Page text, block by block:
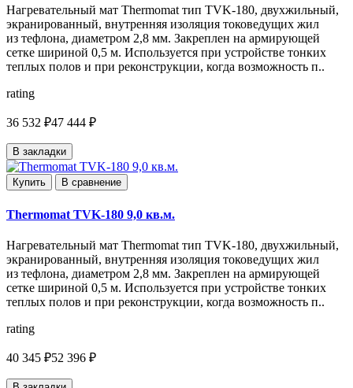
Нагревательный мат Thermomat тип TVK-180, двухжильный,
экранированный, внутренняя изоляция токоведущих жил
из тефлона, диаметром 2,8 мм. Закреплен на армирующей
сетке шириной 0,5 м. Используется при устройстве тонких
теплых полов и при реконструкции, когда возможность п..
rating
36 532 ₽47 444 ₽
В закладки
Купить В сравнение
Thermomat TVK-180 9,0 кв.м.
Нагревательный мат Thermomat тип TVK-180, двухжильный,
экранированный, внутренняя изоляция токоведущих жил
из тефлона, диаметром 2,8 мм. Закреплен на армирующей
сетке шириной 0,5 м. Используется при устройстве тонких
теплых полов и при реконструкции, когда возможность п..
rating
40 345 ₽52 396 ₽